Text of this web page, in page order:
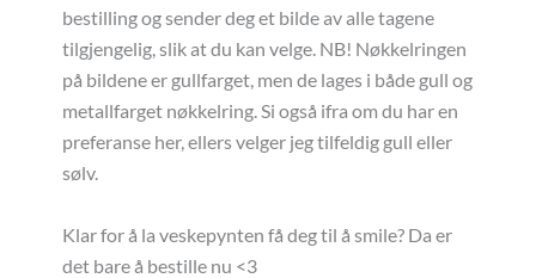
bestilling og sender deg et bilde av alle tagene
tilgjengelig, slik at du kan velge. NB! Nøkkelringen
på bildene er gullfarget, men de lages i både gull og
metallfarget nøkkelring. Si også ifra om du har en
preferanse her, ellers velger jeg tilfeldig gull eller
sølv.
Klar for å la veskepynten få deg til å smile? Da er
det bare å bestille nu <3